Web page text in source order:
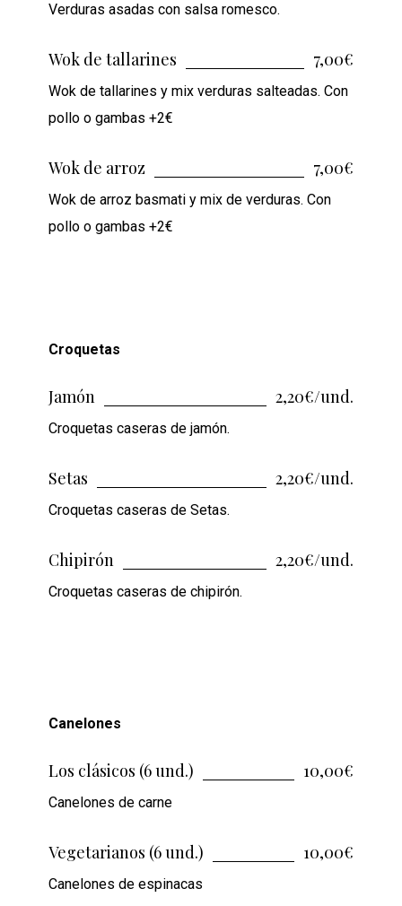
Verduras asadas con salsa romesco.
Wok de tallarines 7,00€
Wok de tallarines y mix verduras salteadas. Con
pollo o gambas +2€
Wok de arroz 7,00€
Wok de arroz basmati y mix de verduras. Con
pollo o gambas +2€
Croquetas
Jamón 2,20€/und.
Croquetas caseras de jamón.
Setas 2,20€/und.
Croquetas caseras de Setas.
Chipirón 2,20€/und.
Croquetas caseras de chipirón.
Canelones
Los clásicos (6 und.) 10,00€
Canelones de carne
Vegetarianos (6 und.) 10,00€
Canelones de espinacas